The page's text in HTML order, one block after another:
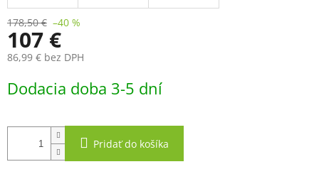
178,50 € –40 %
107 €
86,99 € bez DPH
cena:
Dodacia doba 3-5 dní
Pridať do košíka